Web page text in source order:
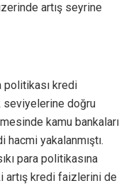
artış seyrine
politikası kredi
seviyelerine doğru
kamu bankaları
yakalanmıştı.
para politikasına
artış kredi faizlerini de